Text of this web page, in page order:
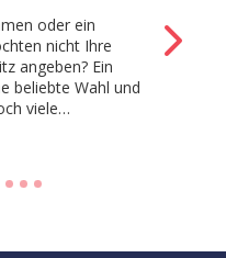
oder ein
nicht Ihre
angeben? Ein
beliebte Wahl und
viele…
Wenn ein